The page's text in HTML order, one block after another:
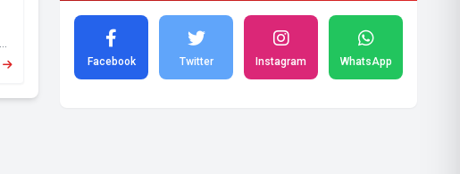
Facebook Twitter Instagram WhatsApp